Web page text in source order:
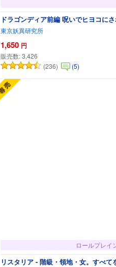
ドラゴンディア前編 呪いでヒヨコに
東京妖異研究所
1,650 円
販売数:3,426
(236)
(5)
ロールプレイ
リスタリア - 階級・領地・女。すべ